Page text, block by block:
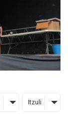
Itzuli